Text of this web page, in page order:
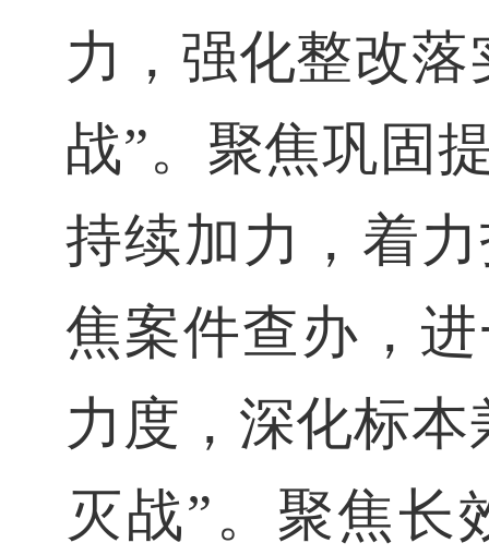
力，强化整改
战”。聚焦巩固
持续加力，着
焦案件查办，
力度，深化标
灭战”。聚焦长